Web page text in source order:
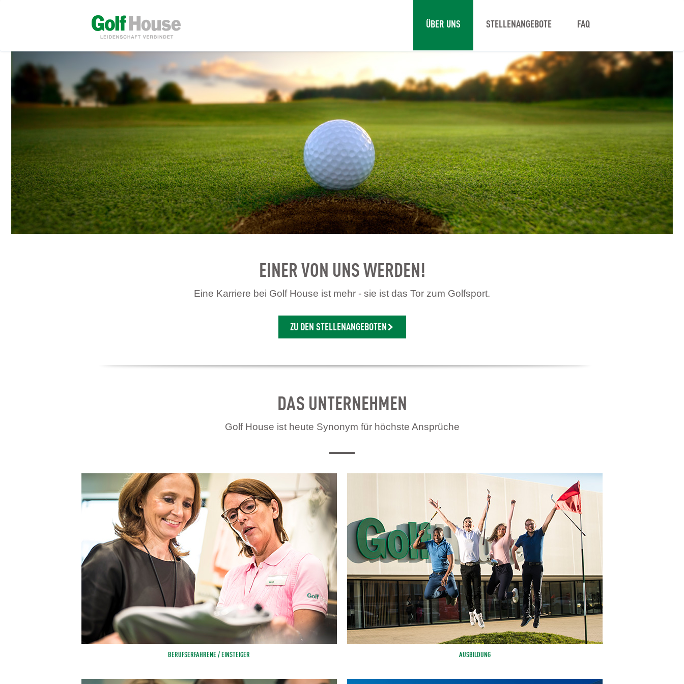
ÜBER UNS STELLENANGEBOTE FAQ
EINER VON UNS WERDEN!
Eine Karriere bei Golf House ist mehr - sie ist das Tor zum Golfsport.
ZU DEN STELLENANGEBOTEN
DAS UNTERNEHMEN
Golf House ist heute Synonym für höchste Ansprüche
BERUFSERFAHRENE / EINSTEIGER AUSBILDUNG